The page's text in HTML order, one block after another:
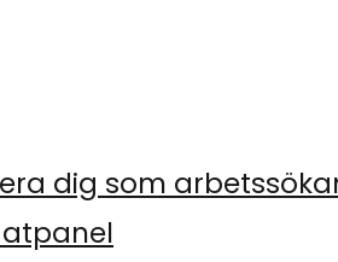
dig som